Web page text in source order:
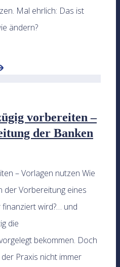
Mal ehrlich: Das ist
ändern?
vorbereiten –
der Banken
– Vorlagen nutzen Wie
der Vorbereitung eines
wird?… und
die
bekommen. Doch
Praxis nicht immer